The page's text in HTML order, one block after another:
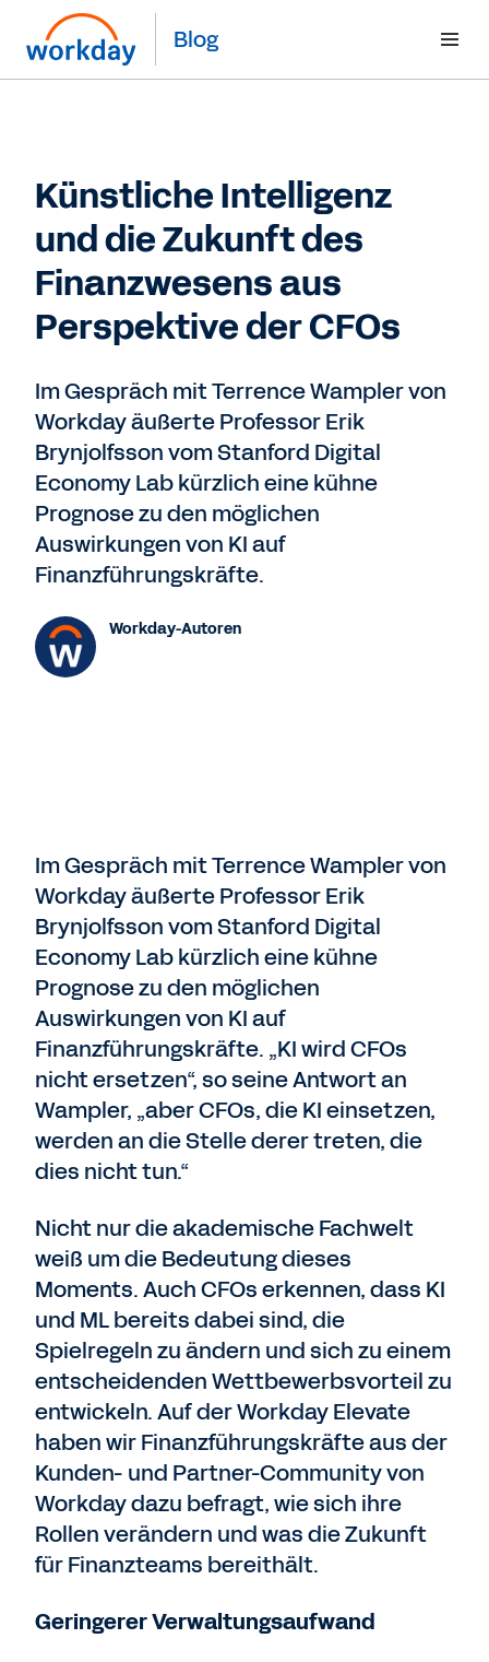
Blog
Künstliche Intelligenz
und die Zukunft des
Finanzwesens aus
Perspektive der CFOs
Im Gespräch mit Terrence Wampler von
Workday äußerte Professor Erik
Brynjolfsson vom Stanford Digital
Economy Lab kürzlich eine kühne
Prognose zu den möglichen
Auswirkungen von KI auf
Finanzführungskräfte.
Workday-Autoren
Im Gespräch mit Terrence Wampler von
Workday äußerte Professor Erik
Brynjolfsson vom Stanford Digital
Economy Lab kürzlich eine kühne
Prognose zu den möglichen
Auswirkungen von KI auf
Finanzführungskräfte. „KI wird CFOs
nicht ersetzen“, so seine Antwort an
Wampler, „aber CFOs, die KI einsetzen,
werden an die Stelle derer treten, die
dies nicht tun.“
Nicht nur die akademische Fachwelt
weiß um die Bedeutung dieses
Moments. Auch CFOs erkennen, dass KI
und ML bereits dabei sind, die
Spielregeln zu ändern und sich zu einem
entscheidenden Wettbewerbsvorteil zu
entwickeln. Auf der Workday Elevate
haben wir Finanzführungskräfte aus der
Kunden- und Partner-Community von
Workday dazu befragt, wie sich ihre
Rollen verändern und was die Zukunft
für Finanzteams bereithält.
Geringerer Verwaltungsaufwand